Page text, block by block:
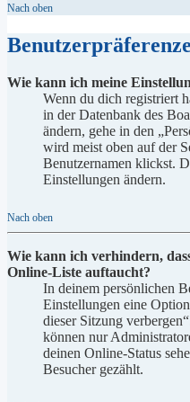
Nach oben
Wie kann ich meine
Wenn du dich registriert
in der Datenbank des
ändern, gehe in den
wird meist oben auf der
Benutzernamen klickst.
Einstellungen ändern.
Nach oben
Wie kann ich verhindern,
Online-Liste auftaucht?
In deinem persönlichen
Einstellungen eine
dieser Sitzung
können nur
deinen Online-Status
Besucher gezählt.